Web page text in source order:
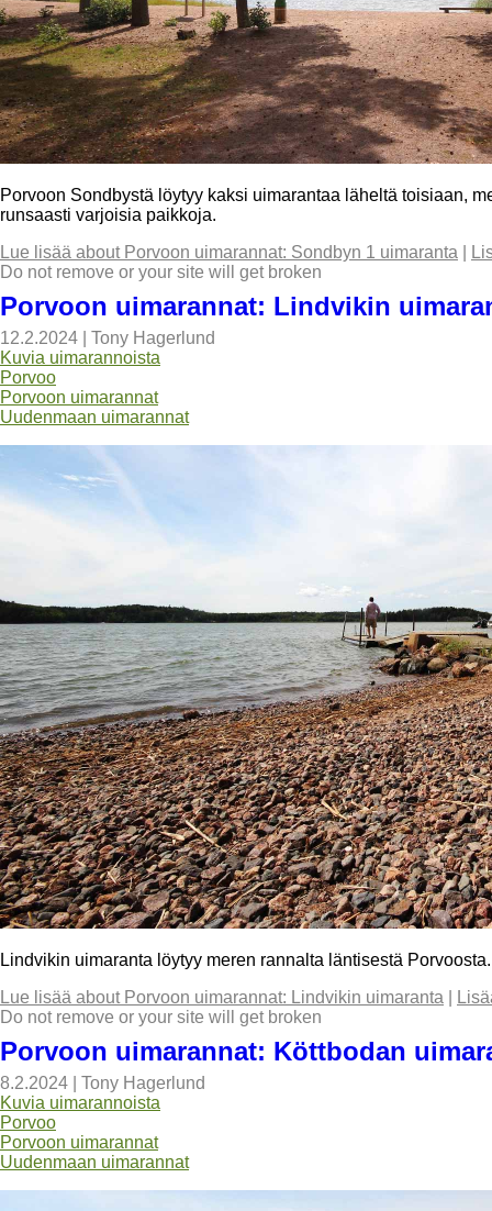
Porvoon Sondbystä löytyy kaksi uimarantaa läheltä toisiaan,
runsaasti varjoisia paikkoja.
Lue lisää about Porvoon uimarannat: Sondbyn 1 uimaranta
Do not remove or your site will get broken
Porvoon uimarannat: Lindvikin
12.2.2024
Tony Hagerlund
Kuvia uimarannoista
Porvoo
Porvoon uimarannat
Uudenmaan uimarannat
Lindvikin uimaranta löytyy meren rannalta läntisestä
Lue lisää about Porvoon uimarannat: Lindvikin uimaranta
Do not remove or your site will get broken
Porvoon uimarannat: Köttbodan
8.2.2024
Tony Hagerlund
Kuvia uimarannoista
Porvoo
Porvoon uimarannat
Uudenmaan uimarannat